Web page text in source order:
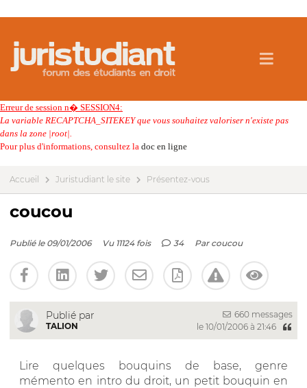
Erreur de session n� SESSION4:
La variable RECAPTCHA_SITEKEY que vous souhaitez valoriser n'existe pas
dans la zone |root|.
Pour plus d'informations, consultez la doc en ligne
Accueil Juristudiant le site Présentez-vous
coucou
Publié le 09/01/2006 Vu 11124 fois 34 Par coucou
Publié par
TALION
660 messages
le 10/01/2006 à 21:46
Lire quelques bouquins de base, genre
mémento en intro du droit, un petit bouquin en